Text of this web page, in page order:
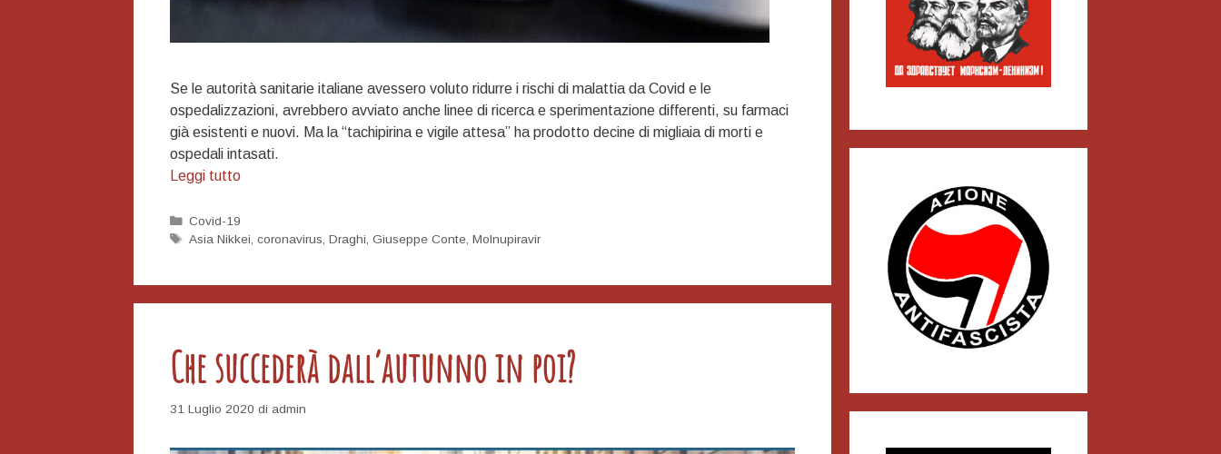
Se le autorità sanitarie italiane avessero voluto ridurre i rischi di malattia da Covid e le
ospedalizzazioni, avrebbero avviato anche linee di ricerca e sperimentazione differenti, su farmaci
già esistenti e nuovi. Ma la “tachipirina e vigile attesa” ha prodotto decine di migliaia di morti e
ospedali intasati.
Leggi tutto
Categorie
Covid-19
Tag
Asia Nikkei ,coronavirus ,Draghi ,Giuseppe Conte ,Molnupiravir
Che succederà dall’autunno in poi?
31 Luglio 2020 di admin